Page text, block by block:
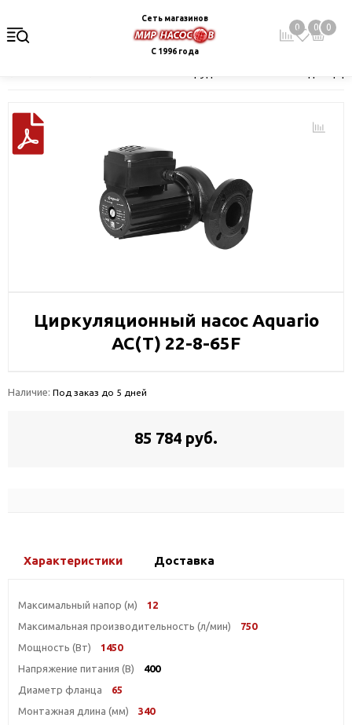
Сеть магазинов
С 1996 года
0 0 0
Циркуляционный насос Aquario
AC(T) 22-8-65F
Наличие: Под заказ до 5 дней
85 784 руб.
Характеристики Доставка
Максимальный напор (м)
12
Максимальная производительность (л/мин)
750
Мощность (Вт)
1450
Напряжение питания (В)
400
Диаметр фланца
65
Монтажная длина (мм)
340